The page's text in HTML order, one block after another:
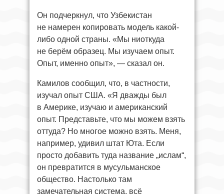
Он подчеркнул, что Узбекистан
не намерен копировать модель какой-
либо одной страны. «Мы ниоткуда
не берём образец. Мы изучаем опыт.
Опыт, именно опыт», — сказал он.
Камилов сообщил, что, в частности,
изучал опыт США. «Я дважды был
в Америке, изучаю и американский
опыт. Представьте, что мы можем взять
оттуда? Но многое можно взять. Меня,
например, удивил штат Юта. Если
просто добавить туда название „ислам“,
он превратится в мусульманское
общество. Настолько там
замечательная система, всё